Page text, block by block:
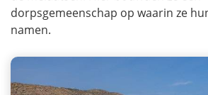
dorpsgemeenschap op waarin ze
namen.